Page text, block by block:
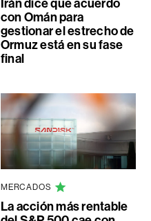
Irán dice que acuerdo
con Omán para
gestionar el estrecho de
Ormuz está en su fase
final
MERCADOS
La acción más rentable